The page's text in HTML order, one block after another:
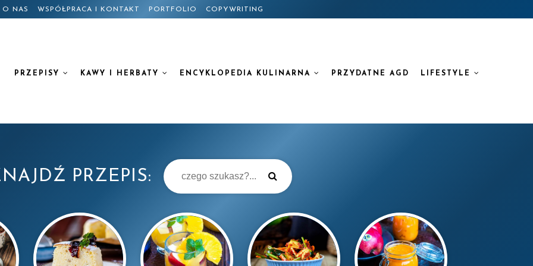
O NAS WSPÓŁPRACA I KONTAKT PORTFOLIO COPYWRITING
PRZEPISY KAWY I HERBATY ENCYKLOPEDIA KULINARNA PRZYDATNE AGD LIFESTYLE
PRZEPIS: